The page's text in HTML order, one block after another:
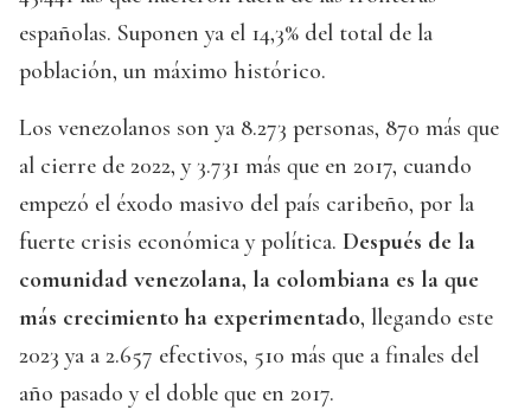
españolas. Suponen ya el 14,3% del total de la
población, un máximo histórico.
Los venezolanos son ya 8.273 personas, 870 más que
al cierre de 2022, y 3.731 más que en 2017, cuando
empezó el éxodo masivo del país caribeño, por la
fuerte crisis económica y política. Después de la
comunidad venezolana, la colombiana es la que
más crecimiento ha experimentado, llegando este
2023 ya a 2.657 efectivos, 510 más que a finales del
año pasado y el doble que en 2017.